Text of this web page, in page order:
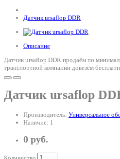
Датчик ursaflop DDR
Описание
Датчик ursaflop DDR продаём по
транспортной компании довезём
Датчик ursaflop
Производитель: Универсальное
Наличие: 1
0 руб.